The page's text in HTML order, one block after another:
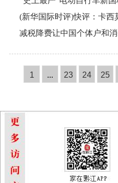
(新华国际时评)快评：卡西
减税降费让中国个体户和
1 ... 23 24 25